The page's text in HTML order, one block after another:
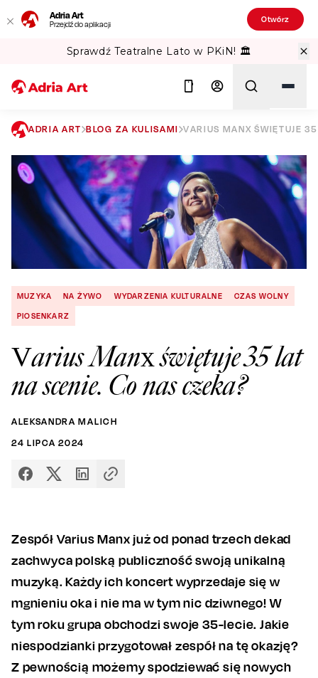
Adria Art
Przejdź do aplikacji Otwórz
Sprawdź Teatralne Lato w PKiN! 🏛️
Szukaj
ADRIA ART BLOG ZA KULISAMI VARIUS MANX ŚWIĘTUJE
MUZYKA NA ŻYWO WYDARZENIA KULTURALNE
CZAS WOLNY
PIOSENKARZ
Varius Manx świętuje 35 lat
na scenie. Co nas czeka?
ALEKSANDRA MALICH
24 LIPCA 2024
Zespół Varius Manx już od ponad trzech dekad
zachwyca polską publiczność swoją unikalną
muzyką. Każdy ich koncert wyprzedaje się w
mgnieniu oka i nie ma w tym nic dziwnego! W
tym roku grupa obchodzi swoje 35-lecie. Jakie
niespodzianki przygotował zespół na tę okazję?
Z pewnością możemy spodziewać się nowych